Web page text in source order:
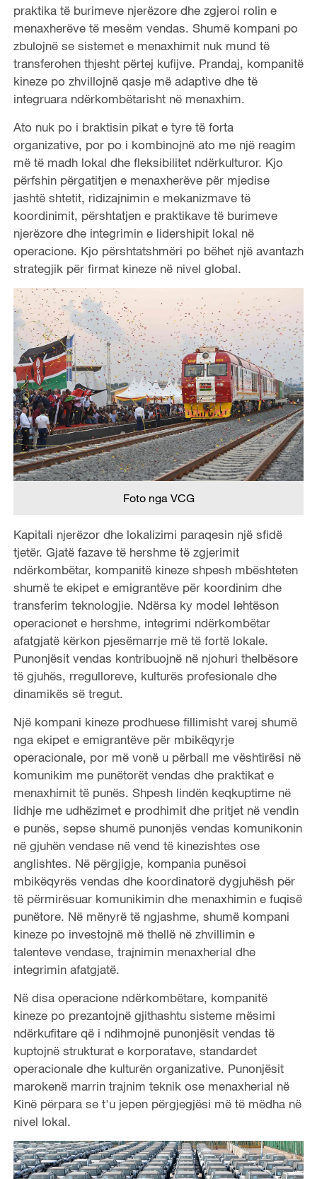
praktika të burimeve njerëzore dhe zgjeroi rolin e
menaxherëve të mesëm vendas. Shumë kompani po
zbulojnë se sistemet e menaxhimit nuk mund të
transferohen thjesht përtej kufijve. Prandaj, kompanitë
kineze po zhvillojnë qasje më adaptive dhe të
integruara ndërkombëtarisht në menaxhim.
Ato nuk po i braktisin pikat e tyre të forta
organizative, por po i kombinojnë ato me një reagim
më të madh lokal dhe fleksibilitet ndërkulturor. Kjo
përfshin përgatitjen e menaxherëve për mjedise
jashtë shtetit, ridizajnimin e mekanizmave të
koordinimit, përshtatjen e praktikave të burimeve
njerëzore dhe integrimin e lidershipit lokal në
operacione. Kjo përshtatshmëri po bëhet një avantazh
strategjik për firmat kineze në nivel global.
Foto nga VCG
Kapitali njerëzor dhe lokalizimi paraqesin një sfidë
tjetër. Gjatë fazave të hershme të zgjerimit
ndërkombëtar, kompanitë kineze shpesh mbështeten
shumë te ekipet e emigrantëve për koordinim dhe
transferim teknologjie. Ndërsa ky model lehtëson
operacionet e hershme, integrimi ndërkombëtar
afatgjatë kërkon pjesëmarrje më të fortë lokale.
Punonjësit vendas kontribuojnë në njohuri thelbësore
të gjuhës, rregulloreve, kulturës profesionale dhe
dinamikës së tregut.
Një kompani kineze prodhuese fillimisht varej shumë
nga ekipet e emigrantëve për mbikëqyrje
operacionale, por më vonë u përball me vështirësi në
komunikim me punëtorët vendas dhe praktikat e
menaxhimit të punës. Shpesh lindën keqkuptime në
lidhje me udhëzimet e prodhimit dhe pritjet në vendin
e punës, sepse shumë punonjës vendas komunikonin
në gjuhën vendase në vend të kinezishtes ose
anglishtes. Në përgjigje, kompania punësoi
mbikëqyrës vendas dhe koordinatorë dygjuhësh për
të përmirësuar komunikimin dhe menaxhimin e fuqisë
punëtore. Në mënyrë të ngjashme, shumë kompani
kineze po investojnë më thellë në zhvillimin e
talenteve vendase, trajnimin menaxherial dhe
integrimin afatgjatë.
Në disa operacione ndërkombëtare, kompanitë
kineze po prezantojnë gjithashtu sisteme mësimi
ndërkufitare që i ndihmojnë punonjësit vendas të
kuptojnë strukturat e korporatave, standardet
operacionale dhe kulturën organizative. Punonjësit
marokenë marrin trajnim teknik ose menaxherial në
Kinë përpara se t'u jepen përgjegjësi më të mëdha në
nivel lokal.